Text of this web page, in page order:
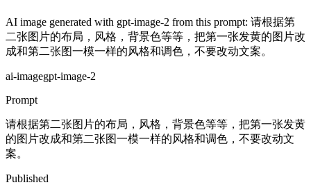
AI image generated with gpt-image-2 from this prompt: 请根据第
二张图片的布局，风格，背景色等等，把第一张发黄的图片改
成和第二张图一模一样的风格和调色，不要改动文案。
ai-imagegpt-image-2
Prompt
请根据第二张图片的布局，风格，背景色等等，把第一张发黄
的图片改成和第二张图一模一样的风格和调色，不要改动文
案。
Published